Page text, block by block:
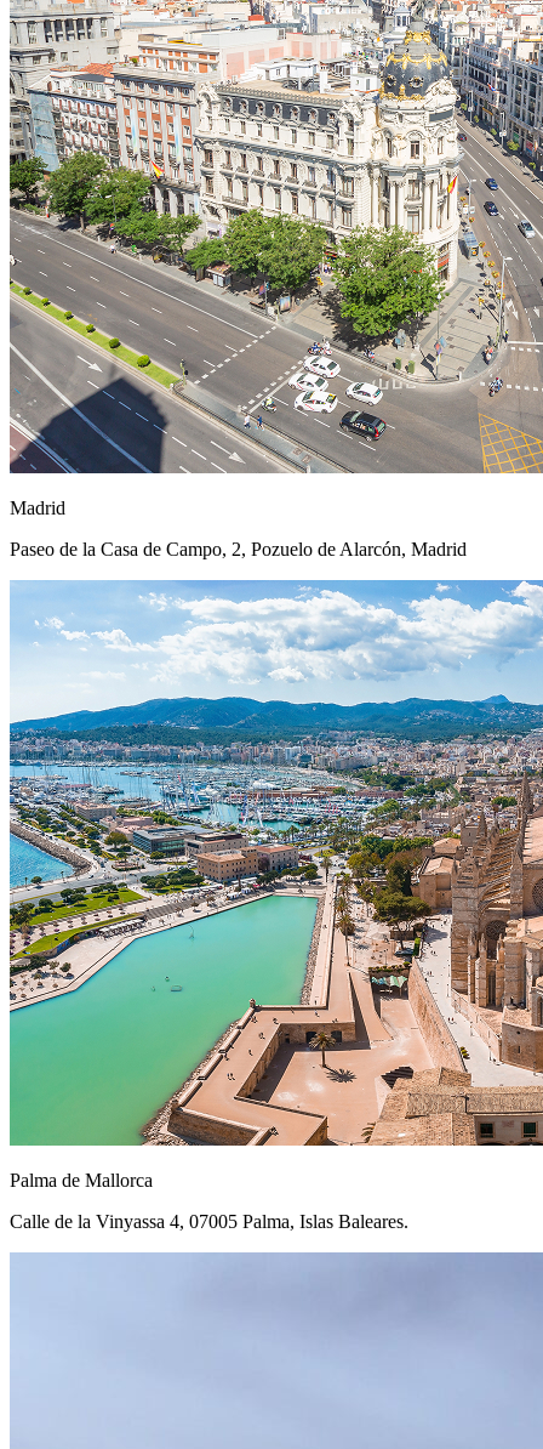
Madrid
Paseo de la Casa de Campo, 2, Pozuelo de Alarcón, Madrid
Palma de Mallorca
Calle de la Vinyassa 4, 07005 Palma, Islas Baleares.